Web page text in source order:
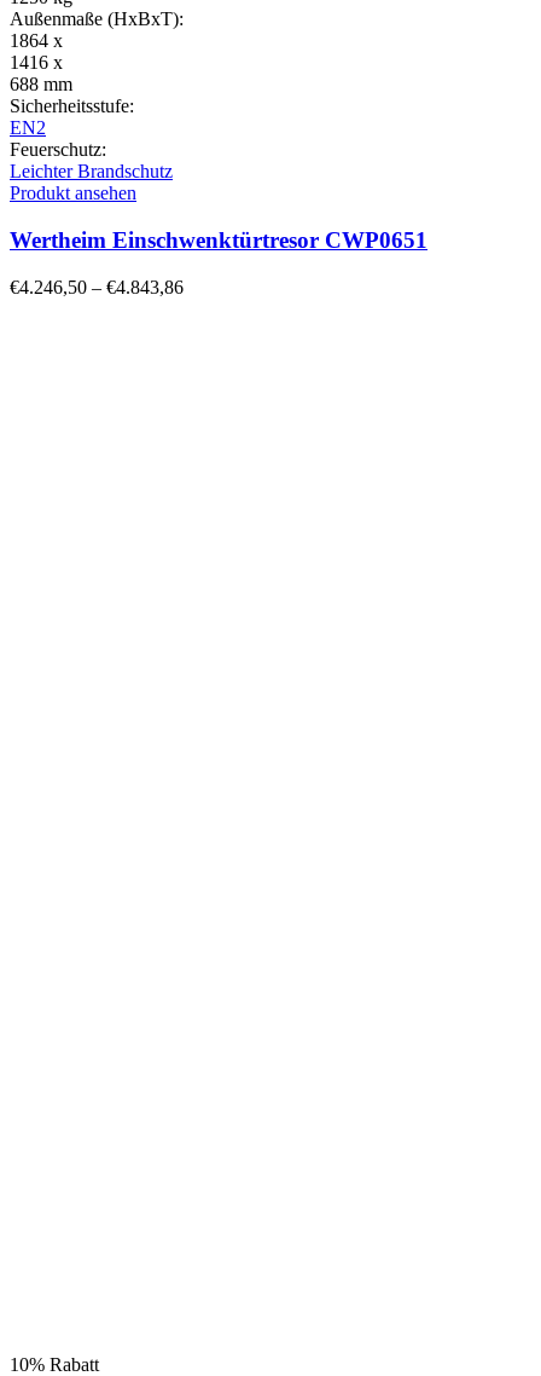
Außenmaße (HxBxT):
1864 x
1416 x
688 mm
Sicherheitsstufe:
EN2
Feuerschutz:
Leichter Brandschutz
Produkt ansehen
Wertheim Einschwenktürtresor CWP0651
€4.246,50 – €4.843,86
10% Rabatt